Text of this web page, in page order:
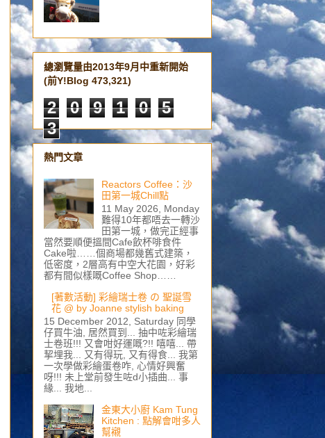
總瀏覽量由2013年9月中重新開始
(前Y!Blog 473,321)
2 0 9 1 0
5
3
熱門文章
Reactors Coffee：沙
田第一城Chill點
11 May 2026, Monday
難得10年都唔去一轉沙
田第一城，做完正經事
當然要順便搵間Cafe飲杯啡食件
Cake啦……個商場都幾舊式建築，
低密度，2層高有中空大花園，好彩
都有間似樣嘅Coffee Shop……
[著數活動] 彩繪瑞士卷 の 聖誕雪
花 @ by Joanne stylish baking
15 December 2012, Saturday 同學
仔買牛油, 居然買到... 抽中咗彩繪瑞
士卷班!!! 又會咁好運嘅?!! 嘻嘻... 帶
挈埋我... 又有得玩, 又有得食... 我第
一次學做彩繪蛋卷咋, 心情好興奮
呀!!! 未上堂前發生咗d小插曲... 事
緣... 我地...
金東大小廚 Kam Tung
Kitchen : 點解會咁多人
幫襯